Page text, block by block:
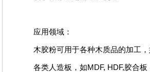
应用领域：
木胶粉可用于各种木质品的加工，
各类人造板，如MDF, HDF,胶合板